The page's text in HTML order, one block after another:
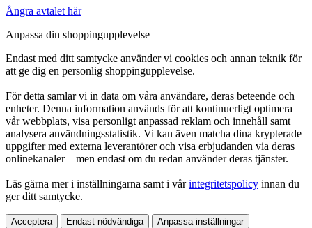
Ångra avtalet här
Anpassa din shoppingupplevelse
Endast med ditt samtycke använder vi cookies och annan teknik för
att ge dig en personlig shoppingupplevelse.
För detta samlar vi in data om våra användare, deras beteende och
enheter. Denna information används för att kontinuerligt optimera
vår webbplats, visa personligt anpassad reklam och innehåll samt
analysera användningsstatistik. Vi kan även matcha dina krypterade
uppgifter med externa leverantörer och visa erbjudanden via deras
onlinekanaler – men endast om du redan använder deras tjänster.
Läs gärna mer i inställningarna samt i vårintegritetspolicy innan du
ger ditt samtycke.
Acceptera Endast nödvändiga Anpassa inställningar